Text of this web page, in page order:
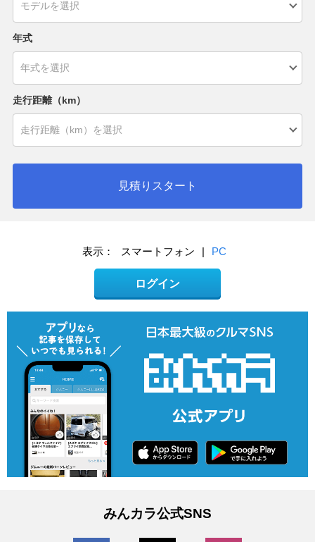
年式
走行距離（km）
見積りスタート
表示： スマートフォン | PC
ログイン
みんカラ公式SNS